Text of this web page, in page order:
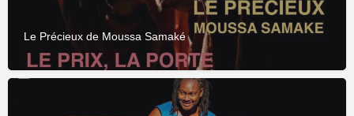
Le Précieux de Moussa Samaké